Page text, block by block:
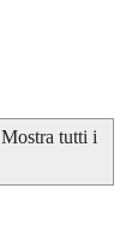
Mostra tutti i